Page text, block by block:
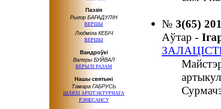
Паэзія
Рыгор БАРАДУЛІН
ВЕРШЫ
Людміла КЕБІЧ
ВЕРШЫ
Вандроўкі
Валеры БУЙВАЛ
ВЕРЫЛІ РАЗАМ
Нашы святыні
Тамара ГАБРУСЬ
ШЛЯХІ АРХІТЭКТУРНАГА
РЭНЕСАНСУ
№ 3(65)
Аўтар -